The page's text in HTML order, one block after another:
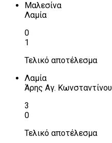
Μαλεσίνα
Λαμία
0
1
Τελικό αποτέλεσμα
Λαμία
Άρης Αγ. Κωνσταντίνου
3
0
Τελικό αποτέλεσμα